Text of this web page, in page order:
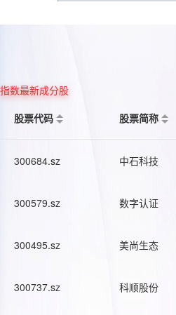
指数最新成分股
股票代码
股票简称
300684.sz 中石科技
300579.sz 数字认证
300495.sz 美尚生态
300737.sz 科顺股份